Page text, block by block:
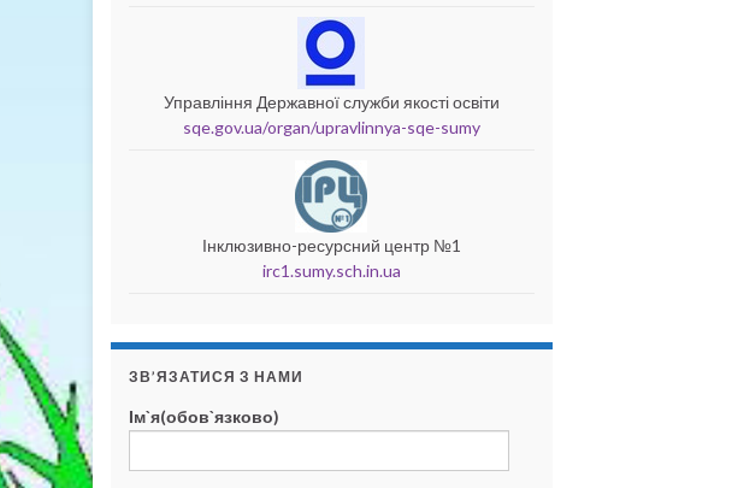
Управління Державної служби якості освіти
sqe.gov.ua/organ/upravlinnya-sqe-sumy
Інклюзивно-ресурсний центр №1
irc1.sumy.sch.in.ua
ЗВ’ЯЗАТИСЯ З НАМИ
Ім`я(обов`язково)